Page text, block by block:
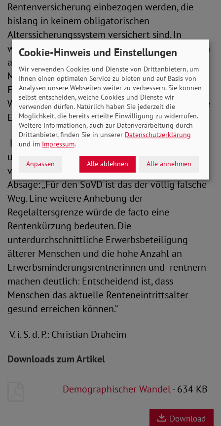
Rentenversicherung einbezogen werden, die
bislang in keinem obligatorischen
Alterssicherungssystem versichert sind. In
weiteren Schritten sind aus Sicht des SoVD auch
andere Erwerbstätige, insbesondere politische
Mandatsträger*innen, Beamt*innen sowie
Erwerbstätige in den freien Berufen unter
Wahrung verfassungsrechtlicher Vorgaben in die
Erwerbstätigenversicherung einzubeziehen.
Dem Vorschlag, das Erwerbsleben auszudehnen
und damit die Regelaltersgrenze nach hinten zu
verschieben, erteilt Engelen-Kefer eine klare
Absage: „Für den SoVD ist das der völlig falsche
Weg. Eine weitere Anhebung der
Regelaltersgrenze würde de facto eine
Rentenkürzung bedeuten. Die
unterdurchschnittliche Erwerbsbeteiligung
älterer Menschen und die hohe Anzahl an
Erwerbsminderungsrentnerinnen und -rentnern
machen deutlich: Entscheidend ist, dass
Menschen das aktuelle Renteneintrittsalter
gesund erreichen können.“
V. i. S. d. P.: Christian Draheim
Downloads zum Artikel
Demographischer Wandel- 634 KB
Download
Cookie-Hinweis und Einstellungen
Wir verwenden Cookies und Dienste von Drittanbietern, um
Ihnen einen optimalen Service zu bieten und auf Basis von
Analysen unsere Webseiten weiter zu verbessern. Sie können
selbst entscheiden, welche Cookies und Dienste wir
verwenden dürfen. Natürlich haben Sie jederzeit die
Möglichkeit, die bereits erteilte Einwilligung zu widerrufen.
Weitere Informationen, auch zur Datenverarbeitung durch
Drittanbieter, finden Sie in unserer Datenschutzerklärung
und im Impressum.
Anpassen Alle ablehnen Alle annehmen